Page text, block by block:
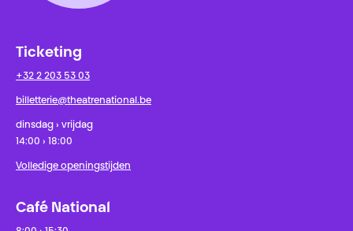
Ticketing
+32 2 203 53 03
billetterie@theatrenational.be
dinsdag › vrijdag
14:00 › 18:00
Volledige openingstijden
Café National